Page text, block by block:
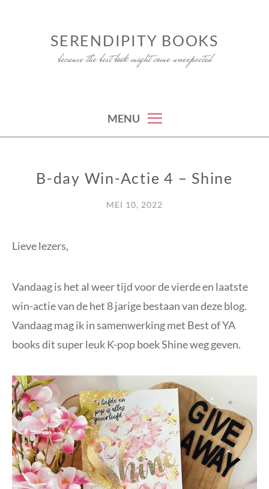
SERENDIPITY BOOKS
because the best book might come unexpected
MENU
UNCATEGORIZED
B-day Win-Actie 4 – Shine
MEI 10, 2022
Lieve lezers,
Vandaag is het al weer tijd voor de vierde en laatste
win-actie van de het 8 jarige bestaan van deze blog.
Vandaag mag ik in samenwerking met Best of YA
books dit super leuk K-pop boek Shine weg geven.